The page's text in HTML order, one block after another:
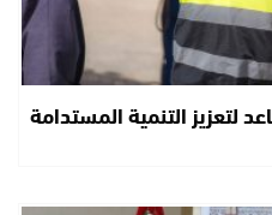
لتعزيز التنمية المستدامة